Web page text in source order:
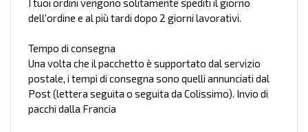
I tuoi ordini vengono solitamente spediti il giorno
dell'ordine e al più tardi dopo 2 giorni lavorativi.
Tempo di consegna
Una volta che il pacchetto è supportato dal servizio
postale, i tempi di consegna sono quelli annunciati dal
Post (lettera seguita o seguita da Colissimo). Invio di
pacchi dalla Francia